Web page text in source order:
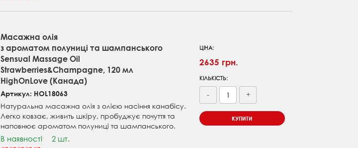
Масажна олія
з ароматом полуниці та шампанського
Sensual Massage Oil
Strawberries&Champagne, 120 мл
HighOnLove (Канада)
Артикул: HOL18063
Натуральна масажна олія з олією насіння канабісу.
Легко ковзає, живить шкіру, пробуджує почуття та
наповнює ароматом полуниці та шампанського.
В наявності 2 шт.
ЦІНА:
2635 грн.
КІЛЬКІСТЬ:
- +
КУПИТИ